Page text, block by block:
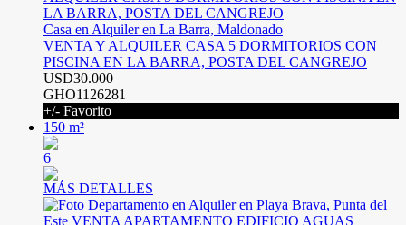
Casa en Alquiler en La Barra, Maldonado
VENTA Y ALQUILER CASA 5 DORMITORIOS CON
PISCINA EN LA BARRA, POSTA DEL CANGREJO
USD30.000
GHO1126281
+/- Favorito
150 m²
6
MÁS DETALLES